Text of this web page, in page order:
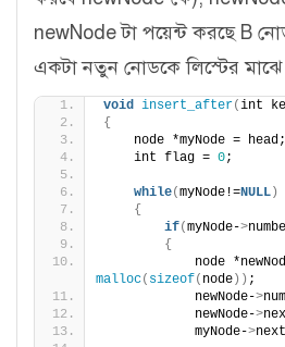
newNode টা পয়েন্ট করছে B
একটা নতুন নোডকে লিস্টের মাঝে
void insert_after(int
{
    node *myNode = head;
    int flag =
0;
while(myNode!=NULL )
{
if(myNode->
{
node
malloc( sizeof( node )) ;
            newNode-
>
            newNode-
>
            myNode-
>